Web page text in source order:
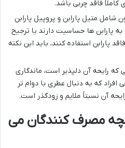
کاملاً فاقد چربی باشد.
شامل متیل پارابن و پروپیل پارابن
پارابن ها حساسیت دارند یا ترجیح
پارابن استفاده کنند، باید این نکته
که رایحه آن دلپذیر است، ماندگاری
که به دنبال عطری با دوام تر
آن نسبتاً ملایم و زودگذر است.
مصرف کنندگان می